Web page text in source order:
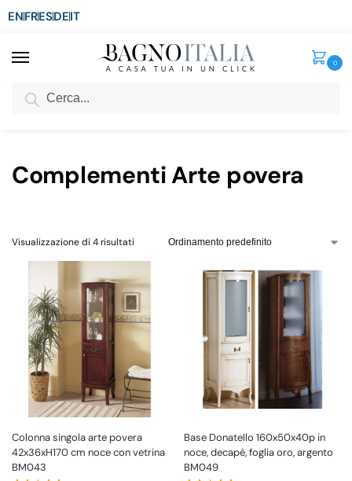
ENFRESDEIT
0
SCONTO del 3%
Complementi Arte povera
Visualizzazione di 4 risultati
Colonna singola arte povera
42x36xH170 cm noce con vetrina
BM043
Base Donatello 160x50x40p in
noce, decapè, foglia oro, argento
BM049